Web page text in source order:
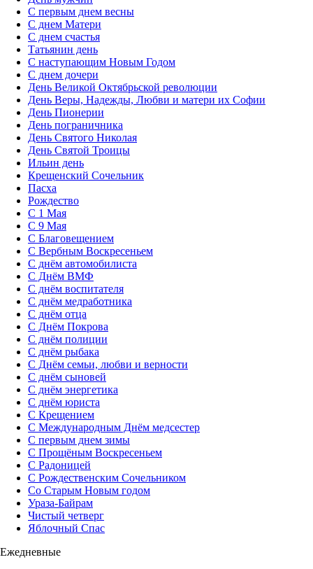
С первым днем весны
С днем Матери
C днем счастья
Татьянин день
C наступающим Новым Годом
C днем дочери
День Великой Октябрьской революции
День Веры, Надежды, Любви и матери их Софии
День Пионерии
День пограничника
День Святого Николая
День Святой Троицы
Ильин день
Крещенский Сочельник
Пасха
Рождество
С 1 Мая
С 9 Мая
С Благовещением
С Вербным Воскресеньем
С днём автомобилиста
С Днём ВМФ
С днём воспитателя
С днём медработника
С днём отца
С Днём Покрова
С днём полиции
С днём рыбака
С Днём семьи, любви и верности
С днём сыновей
С днём энергетика
С днём юриста
С Крещением
С Международным Днём медсестер
С первым днем зимы
С Прощёным Воскресеньем
С Радоницей
С Рождественским Сочельником
Со Старым Новым годом
Ураза-Байрам
Чистый четверг
Яблочный Спас
Ежедневные